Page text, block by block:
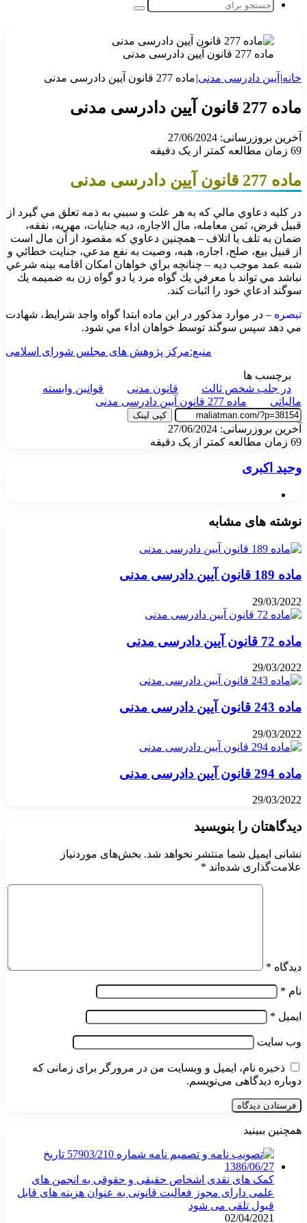
جستجو
ماده 277 قانون آیین دادرسی مدنی
خانه| آیین دادرسی مدنی|ماده 277 قانون آیین دادرسی مدنی
ماده 277 قانون آیین دادرسی مدنی
آخرین بروزرسانی: 27/06/2024
69 زمان مطالعه کمتر از یک دقیقه
ماده 277 قانون آیین دادرسی مدنی
در كليه دعاوي مالي كه به هر علت و سببي به ذمه تعلق مي‌ گيرد از
قبيل قرض، ثمن معامله، مال‌ الاجاره، ديه جنايات، مهريه، نفقه،‌
ضمان به تلف يا اتلاف – همچنين دعاوي كه مقصود از آن مال است
از قبيل بيع، صلح، اجاره، هبه، وصيت به نفع مدعي، جنايت خطائي و
شبه عمد‌ موجب ديه – چنانچه براي خواهان امكان اقامه بينه شرعي
نباشد مي‌ تواند با معرفي يك گواه مرد يا دو گواه زن به ضميمه يك
سوگند ادعاي خود را‌ اثبات كند.
تبصره – در موارد مذكور در اين ماده ابتدا گواه واجد شرايط، شهادت
مي‌ دهد سپس سوگند توسط خواهان اداء مي‌ شود.
منبع:مرکز پژوهش های مجلس شورای اسلامی
برچسب ها
در جلب شخص ثالث
قانون مدنی
قوانین وابسته
مالیاتی
ماده 277 قانون آیین دادرسی مدنی
کپی لینک
آخرین بروزرسانی: 27/06/2024
69 زمان مطالعه کمتر از یک دقیقه
وحید اکبری
نوشته های مشابه
ماده 189 قانون آیین دادرسی مدنی
29/03/2022
ماده 72 قانون آیین دادرسی مدنی
29/03/2022
ماده 243 قانون آیین دادرسی مدنی
29/03/2022
ماده 294 قانون آیین دادرسی مدنی
29/03/2022
دیدگاهتان را بنویسید
نشانی ایمیل شما منتشر نخواهد شد. بخش‌های موردنیاز
علامت‌گذاری شده‌اند *
دیدگاه *
نام *
ایمیل *
وب‌ سایت
ذخیره نام، ایمیل و وبسایت من در مرورگر برای زمانی که
دوباره دیدگاهی می‌نویسم.
همچنین ببینید
کمک های نقدی اشخاص حقیقی و حقوقی به انجمن های
علمی دارای مجوز فعالیت قانونی به عنوان هزینه های قابل
قبول تلقی می شود
02/04/2021